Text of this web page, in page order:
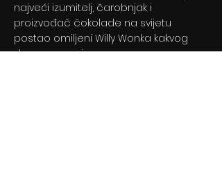
najveći izumitelj, čarobnjak i
proizvođač čokolade na svijetu
postao omiljeni Willy Wonka kakvog
danas poznajemo.